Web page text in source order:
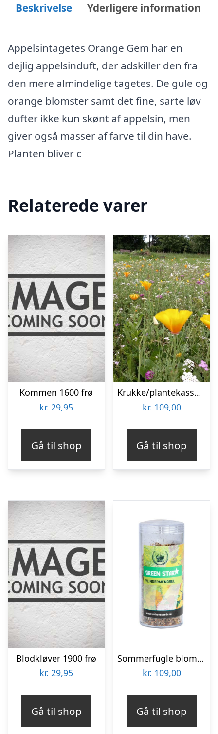
Beskrivelse Yderligere information
Appelsintagetes Orange Gem har en
dejlig appelsinduft, der adskiller den fra
den mere almindelige tagetes. De gule og
orange blomster samt det fine, sarte løv
dufter ikke kun skønt af appelsin, men
giver også masser af farve til din have.
Planten bliver c
Relaterede varer
Kommen 1600 frø
kr. 29,95
Gå til shop
Krukke/plantekasse blomsterblanding – 50 m2
kr. 109,00
Gå til shop
Blodkløver 1900 frø
kr. 29,95
Gå til shop
Sommerfugle blomsterblanding – 50 m2
kr. 109,00
Gå til shop